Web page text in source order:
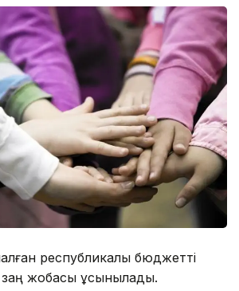
республикалық бюджетті
заң жобасы ұсынылады.